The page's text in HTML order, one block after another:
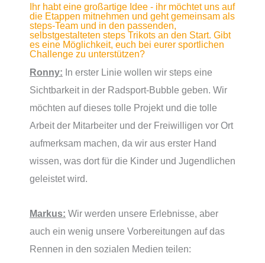
Ihr habt eine großartige Idee - ihr möchtet uns auf
die Etappen mitnehmen und geht gemeinsam als
steps-Team und in den passenden,
selbstgestalteten steps Trikots an den Start. Gibt
es eine Möglichkeit, euch bei eurer sportlichen
Challenge zu unterstützen?
Ronny: In erster Linie wollen wir steps eine
Sichtbarkeit in der Radsport-Bubble geben. Wir
möchten auf dieses tolle Projekt und die tolle
Arbeit der Mitarbeiter und der Freiwilligen vor Ort
aufmerksam machen, da wir aus erster Hand
wissen, was dort für die Kinder und Jugendlichen
geleistet wird.
Markus: Wir werden unsere Erlebnisse, aber
auch ein wenig unsere Vorbereitungen auf das
Rennen in den sozialen Medien teilen: